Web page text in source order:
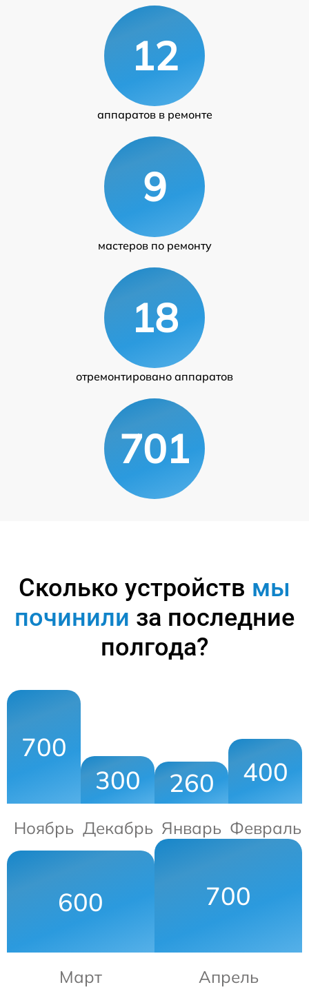
12
аппаратов в ремонте
9
мастеров по ремонту
18
отремонтировано аппаратов
701
Сколько устройств мы
починили за последние
полгода?
700
Ноябрь
300
Декабрь
260
Январь
400
Февраль
600
Март
700
Апрель